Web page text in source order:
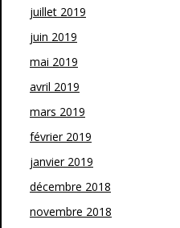
juillet 2019
juin 2019
mai 2019
avril 2019
mars 2019
février 2019
janvier 2019
décembre 2018
novembre 2018